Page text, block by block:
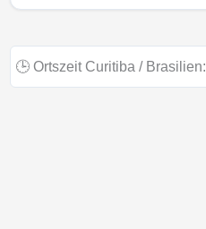
🕒 Ortszeit Curitiba / Brasilien: